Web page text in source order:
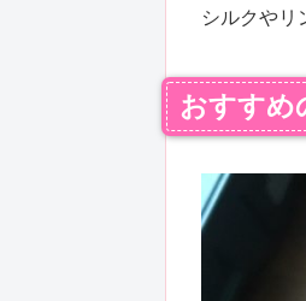
シルクやリ
おすすめ